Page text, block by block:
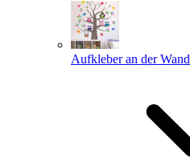
Aufkleber an der Wand